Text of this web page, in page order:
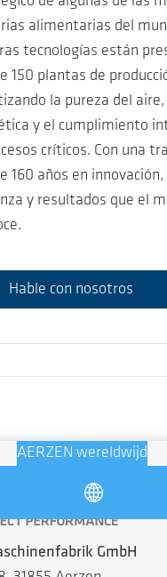
alimentarias del
tecnologías están
150 plantas de
la pureza del
y el cumplimiento
críticos. Con una
160 años en
y resultados que el
Hable con nosotros
AERZEN wereldwijd
GmbH